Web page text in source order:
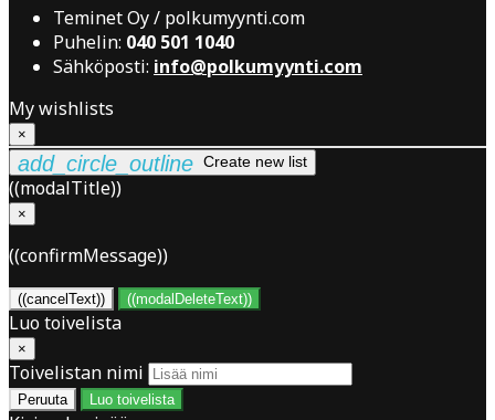
Teminet Oy / polkumyynti.com
Puhelin: 040 501 1040
Sähköposti: info@polkumyynti.com
My wishlists
×
add_circle_outline Create new list
((modalTitle))
×
((confirmMessage))
((cancelText)) ((modalDeleteText))
Luo toivelista
×
Toivelistan nimi
Peruuta Luo toivelista